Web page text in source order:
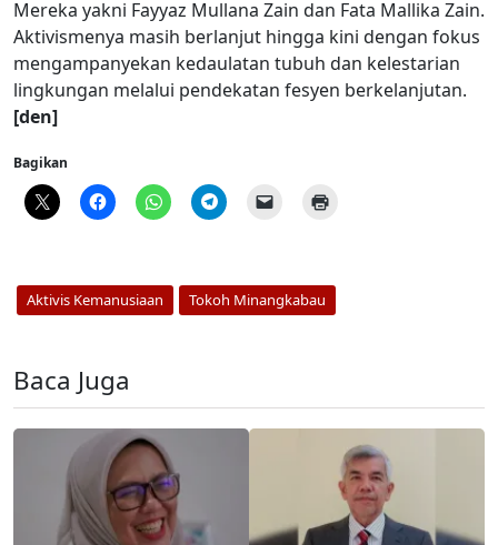
Mereka yakni Fayyaz Mullana Zain dan Fata Mallika Zain.
Aktivismenya masih berlanjut hingga kini dengan fokus
mengampanyekan kedaulatan tubuh dan kelestarian
lingkungan melalui pendekatan fesyen berkelanjutan.
[den]
Bagikan
Aktivis Kemanusiaan Tokoh Minangkabau
Baca Juga